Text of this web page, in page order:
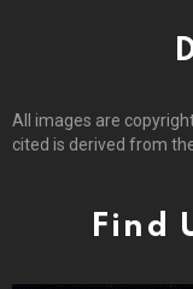
All images are
cited is derived from
Find